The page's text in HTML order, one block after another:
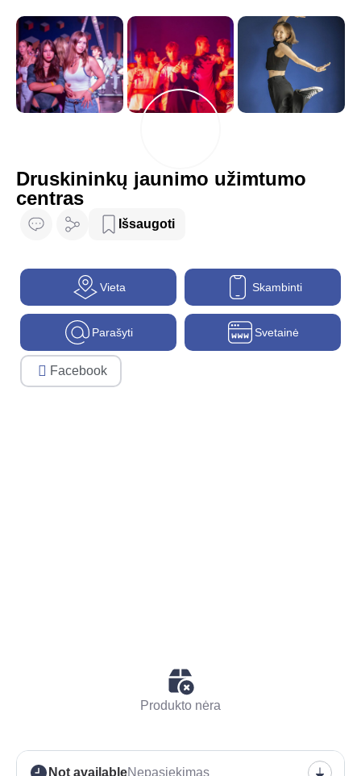
Druskininkų jaunimo užimtumo
centras
Išsaugoti
Vieta Skambinti
Parašyti Svetainė
Facebook
Produkto nėra
Not availableNepasiekimas